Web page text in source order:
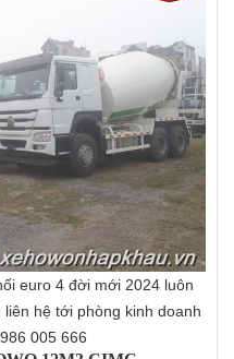
euro 4 đời mới 2024 luôn
hệ tới phòng kinh doanh
005 666